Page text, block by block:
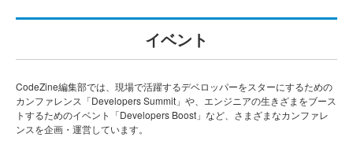
イベント
CodeZine編集部では、現場で活躍するデベロッパーをスターにするための
カンファレンス「Developers Summit」や、エンジニアの生きざまをブース
トするためのイベント「Developers Boost」など、さまざまなカンファレ
ンスを企画・運営しています。